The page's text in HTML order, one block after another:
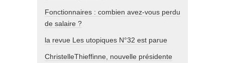
Fonctionnaires : combien avez-vous perdu
de salaire ?
la revue Les utopiques N°32 est parue
ChristelleThieffinne, nouvelle présidente